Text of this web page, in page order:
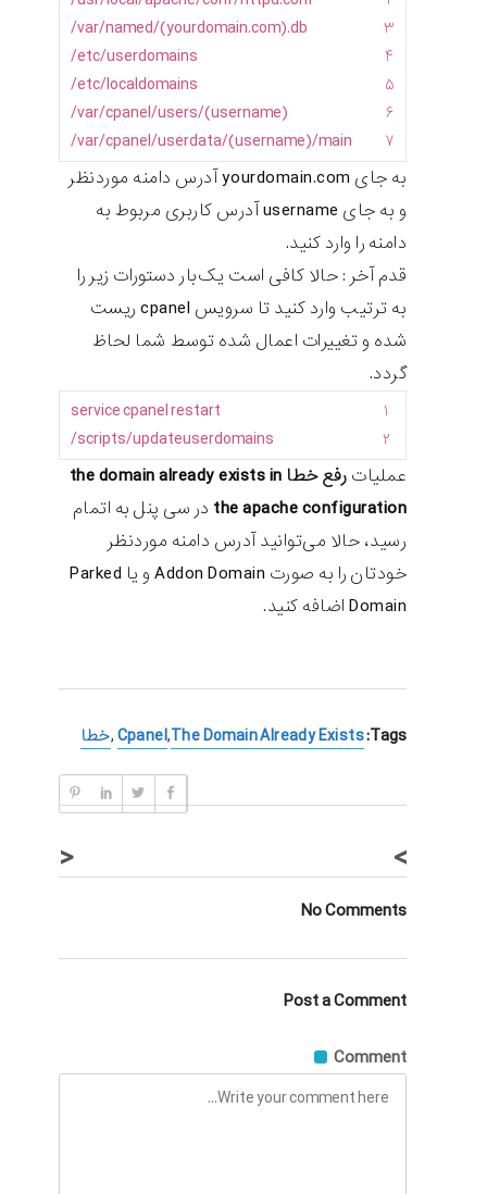
۳
۴
۵
۶
۷
var/named/(yourdomain.com).db/
etc/userdomains/
etc/localdomains/
(var
/cpanel/users/(username
/
var/cpanel/userdata/(username)/main/
به جای yourdomain.com آدرس دامنه موردنظر
و به جای username آدرس کاربری مربوط به
دامنه را وارد کنید.
قدم آخر : حالا کافی است یک‌بار دستورات زیر را
به ترتیب وارد کنید تا سرویس cpanel ریست
شده و تغییرات اعمال شده توسط شما لحاظ
گردد.
۱
۲
servicecpanelrestart
scripts/updateuserdomains/
عملیات
رفع خطا the domain already exists in
the apache configuration در سی پنل به اتمام
رسید، حالا می‌توانید آدرس دامنه موردنظر
خودتان را به صورت Addon Domain و یا Parked
Domain اضافه کنید.
Tags:
Cpanel,The Domain Already Exists
,خطا
< >
No Comments
Post a Comment
Comment